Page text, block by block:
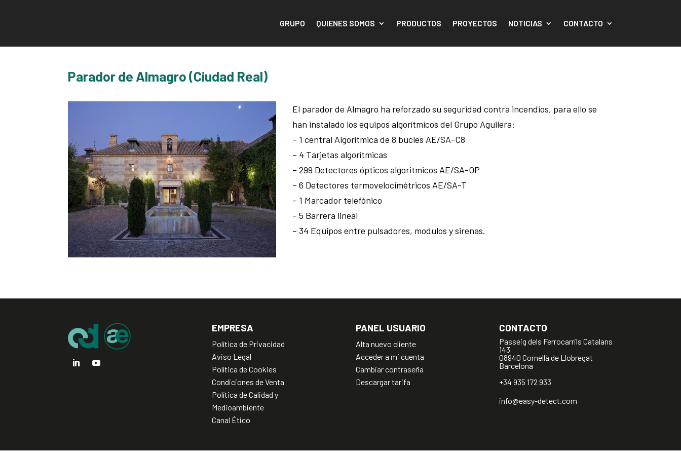
GRUPO QUIENES SOMOS PRODUCTOS PROYECTOS NOTICIAS CONTACTO
Parador de Almagro (Ciudad Real)
El parador de Almagro ha reforzado su seguridad contra incendios, para ello se
han instalado los equipos algorítmicos del Grupo Aguilera:
– 1 central Algorítmica de 8 bucles AE/SA-C8
– 4 Tarjetas algorítmicas
– 299 Detectores ópticos algoritmicos AE/SA-OP
– 6 Detectores termovelocimétricos AE/SA-T
– 1 Marcador telefónico
– 5 Barrera lineal
– 34 Equipos entre pulsadores, modulos y sirenas.
EMPRESA
Política de Privacidad
Aviso Legal
Política de Cookies
Condiciones de Venta
Política de Calidad y
Medioambiente
Canal Ético
PANEL USUARIO
Alta nuevo cliente
Acceder a mi cuenta
Cambiar contraseña
Descargar tarifa
CONTACTO
Passeig dels Ferrocarrils Catalans
143
08940 Cornellà de Llobregat
Barcelona
+34 935 172 933
info@easy-detect.com